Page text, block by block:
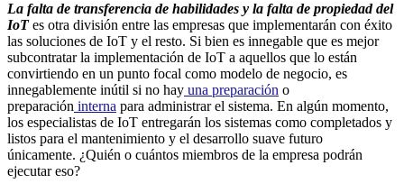
La falta de transferencia de habilidades y la falta de propiedad del
IoTes otra división entre las empresas que implementarán con éxito
las soluciones de IoT y el resto. Si bien es innegable que es mejor
subcontratar la implementación de IoT a aquellos que lo están
convirtiendo en un punto focal como modelo de negocio, es
innegablemente inútil si no hay una preparación o
preparación interna para administrar el sistema. En algún momento,
los especialistas de IoT entregarán los sistemas como completados y
listos para el mantenimiento y el desarrollo suave futuro
únicamente. ¿Quién o cuántos miembros de la empresa podrán
ejecutar eso?